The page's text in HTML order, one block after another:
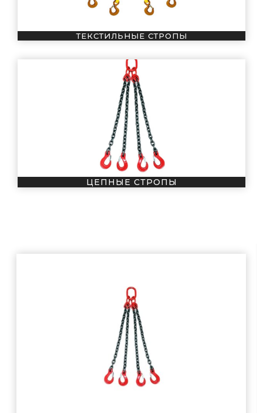
ТЕКСТИЛЬНЫЕ СТРОПЫ
ЦЕПНЫЕ СТРОПЫ